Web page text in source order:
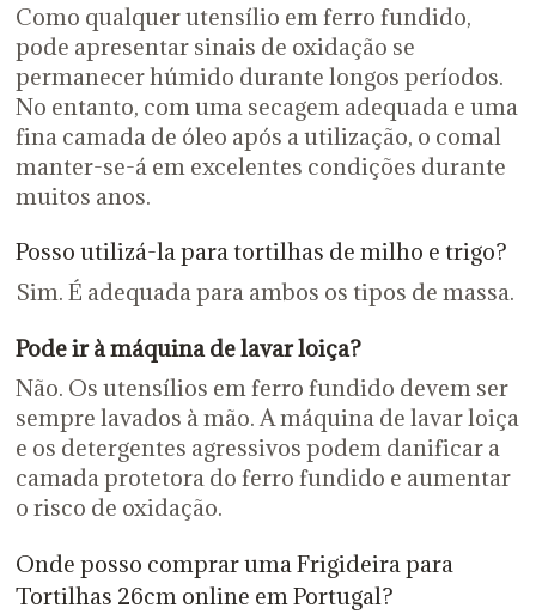
Como qualquer utensílio em ferro fundido,
pode apresentar sinais de oxidação se
permanecer húmido durante longos períodos.
No entanto, com uma secagem adequada e uma
fina camada de óleo após a utilização, o comal
manter-se-á em excelentes condições durante
muitos anos.
Posso utilizá-la para tortilhas de milho e trigo?
Sim. É adequada para ambos os tipos de massa.
Pode ir à máquina de lavar loiça?
Não. Os utensílios em ferro fundido devem ser
sempre lavados à mão. A máquina de lavar loiça
e os detergentes agressivos podem danificar a
camada protetora do ferro fundido e aumentar
o risco de oxidação.
Onde posso comprar uma Frigideira para
Tortilhas 26cm online em Portugal?